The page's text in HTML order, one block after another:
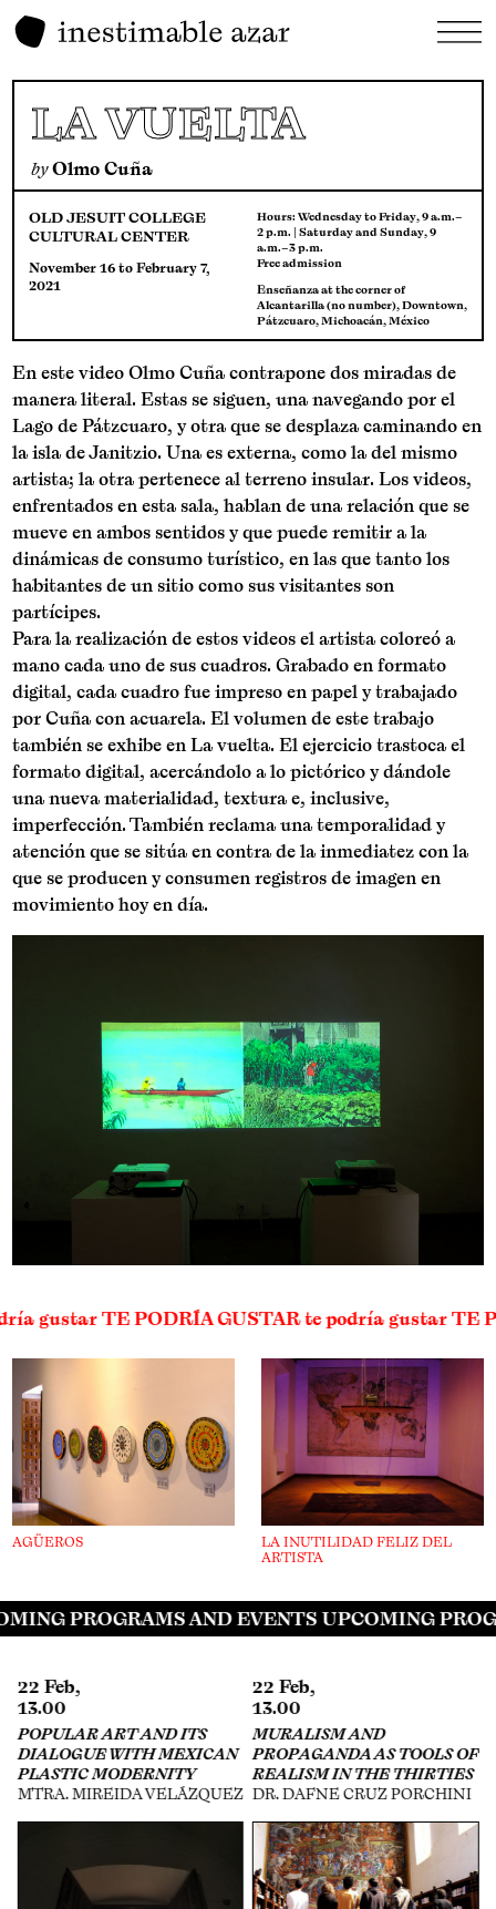
LA VUELTA
byOlmo Cuña
OLD JESUIT COLLEGE
CULTURAL CENTER
November 16 to February 7,
2021
Hours: Wednesday to Friday, 9 a.m.–
2 p.m. | Saturday and Sunday, 9
a.m.–3 p.m.
Free admission
Enseñanza at the corner of
Alcantarilla (no number), Downtown,
Pátzcuaro, Michoacán, México
En este video Olmo Cuña contrapone dos miradas de
manera literal. Estas se siguen, una navegando por el
Lago de Pátzcuaro, y otra que se desplaza caminando en
la isla de Janitzio. Una es externa, como la del mismo
artista; la otra pertenece al terreno insular. Los videos,
enfrentados en esta sala, hablan de una relación que se
mueve en ambos sentidos y que puede remitir a la
dinámicas de consumo turístico, en las que tanto los
habitantes de un sitio como sus visitantes son
partícipes.
Para la realización de estos videos el artista coloreó a
mano cada uno de sus cuadros. Grabado en formato
digital, cada cuadro fue impreso en papel y trabajado
por Cuña con acuarela. El volumen de este trabajo
también se exhibe en La vuelta. El ejercicio trastoca el
formato digital, acercándolo a lo pictórico y dándole
una nueva materialidad, textura e, inclusive,
imperfección. También reclama una temporalidad y
atención que se sitúa en contra de la inmediatez con la
que se producen y consumen registros de imagen en
movimiento hoy en día.
gustar TE PODRÍA GUSTAR te podría gustar TE
AGÜEROS
LA INUTILIDAD FELIZ DEL
ARTISTA
PROGRAMS AND EVENTS UPCOMING
22 Feb,
13.00
MURALISM AND
PROPAGANDA AS TOOLS OF
REALISM IN THE THIRTIES
DR. DAFNE CRUZ PORCHINI
29 Apr,
16.00
EXHIBITION STRATEGIES
ON THE INTERNET
GABY CEPEDA, CANEK
ZAPATA, ESTEBAN KING